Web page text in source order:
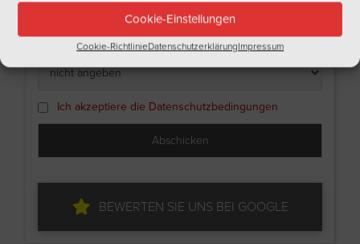
Cookie-Einstellungen
Cookie-RichtlinieDatenschutzerklärungImpressum
Ich akzeptiere die Datenschutzbedingungen
BEWERTEN SIE UNS BEI GOOGLE